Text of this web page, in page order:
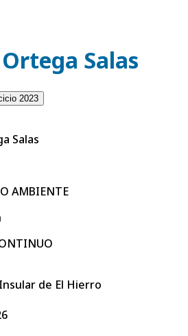
Salas
2023
Salas
AMBIENTE
de El Hierro